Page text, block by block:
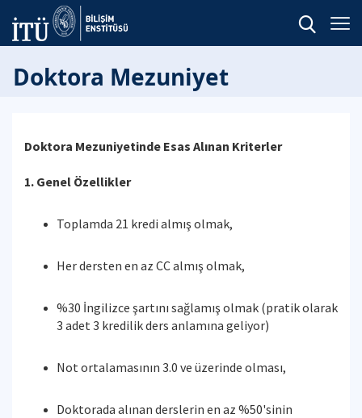
Doktora Mezuniyet
Doktora Mezuniyetinde Esas Alınan Kriterler
1. Genel Özellikler
Toplamda 21 kredi almış olmak,
Her dersten en az CC almış olmak,
%30 İngilizce şartını sağlamış olmak (pratik olarak
3 adet 3 kredilik ders anlamına geliyor)
Not ortalamasının 3.0 ve üzerinde olması,
Doktorada alınan derslerin en az %50'sinin